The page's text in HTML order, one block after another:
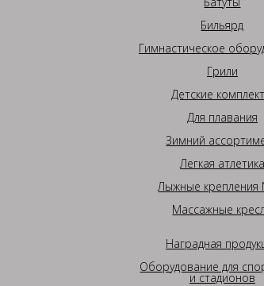
Бильярд
Гимнастическое
Грили
Детские
Для плавания
Зимний
Легкая атлетика
Лыжные крепления
Массажные
Наградная
Оборудование для
и стадионов